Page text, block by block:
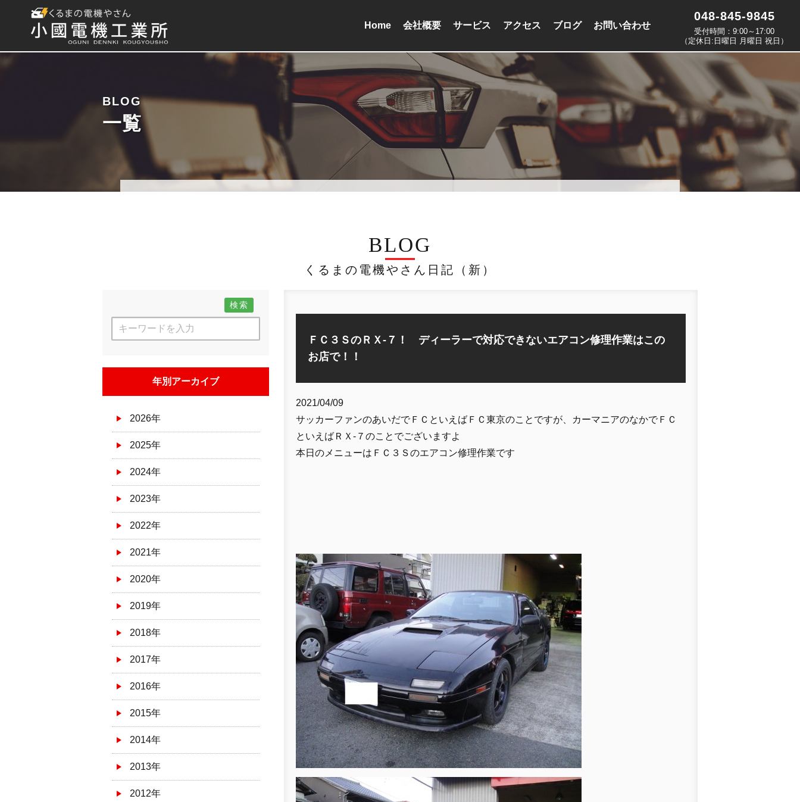
Home 会社概要 サービス アクセス ブログ お問い合わせ
048-845-9845
受付時間：9:00～17:00
（定休日:日曜日 月曜日 祝日）
BLOG
一覧
BLOG
くるまの電機やさん日記（新）
検索
年別アーカイブ
2026年
2025年
2024年
2023年
2022年
2021年
2020年
2019年
2018年
2017年
2016年
2015年
2014年
2013年
2012年
ＦＣ３ＳのＲＸ-７！ ディーラーで対応できないエアコン修理作業はこの
お店で！！
2021/04/09
サッカーファンのあいだでＦＣといえばＦＣ東京のことですが、カーマニアのなかでＦＣ
といえばＲＸ-７のことでございますよ
本日のメニューはＦＣ３Ｓのエアコン修理作業です